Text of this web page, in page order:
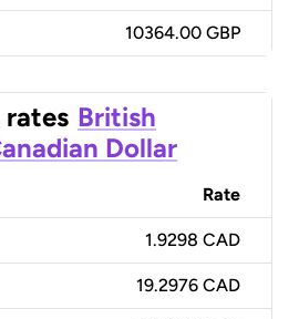
10364.00 GBP
rates British
Dollar
Rate
1.9298 CAD
19.2976 CAD